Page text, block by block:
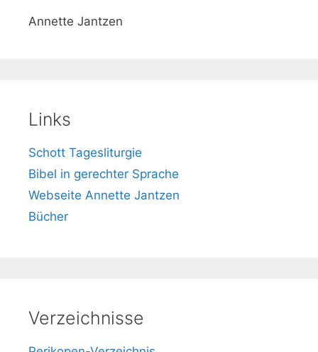
Annette Jantzen
Links
Schott Tagesliturgie
Bibel in gerechter Sprache
Webseite Annette Jantzen
Bücher
Verzeichnisse